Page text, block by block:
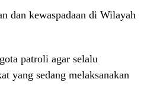
dan kewaspadaan di Wilayah
patroli agar selalu
yang sedang melaksanakan